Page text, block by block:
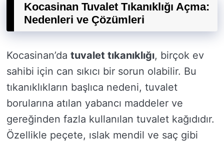
Kocasinan Tuvalet Tıkanıklığı Açma:
Nedenleri ve Çözümleri
Kocasinan’da tuvalet tıkanıklığı, birçok ev
sahibi için can sıkıcı bir sorun olabilir. Bu
tıkanıklıkların başlıca nedeni, tuvalet
borularına atılan yabancı maddeler ve
gereğinden fazla kullanılan tuvalet kağıdıdır.
Özellikle peçete, ıslak mendil ve saç gibi